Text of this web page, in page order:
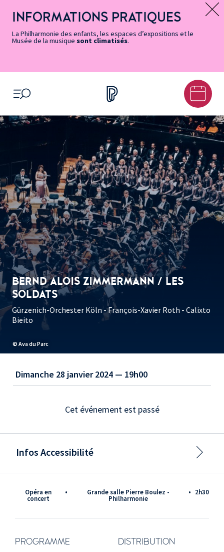
page
Accessibilité
accès
rapides
principal
contenu
principal
page
Message d’information
INFORMATIONS PRATIQUES
La Philharmonie des enfants, les espaces d’expositions et le
Musée de la musique sont climatisés.
OUVRIR LE MENU
© Ava du Parc
BERND ALOIS ZIMMERMANN / LES
SOLDATS
Gürzenich-Orchester Köln - François-Xavier Roth - Calixto
Bieito
Opéra en
concert
• Grande salle Pierre Boulez -
Philharmonie
• 2h30
PROGRAMME DISTRIBUTION
Dimanche 28 janvier 2024 — 19h00
Cet événement est passé
Infos Accessibilité